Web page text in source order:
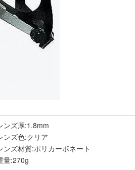
ンズ厚:1.8mm
ンズ色:クリア
ンズ材質:ポリカーボネート
量:270g